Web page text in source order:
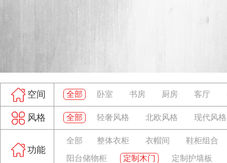
空间 全部 卧室 书房 厨房 客厅
风格 全部 轻奢风格 北欧风格 现代风格
功能
全部 整体衣柜 衣帽间 鞋柜组合
阳台储物柜 定制木门 定制护墙板